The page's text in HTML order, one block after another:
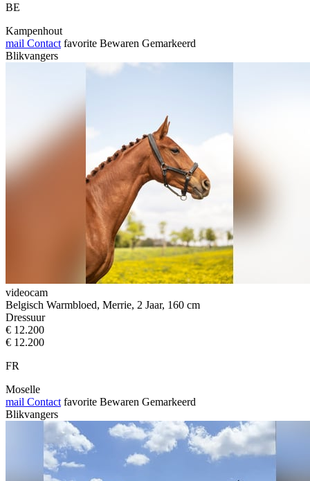
BE
Kampenhout
mail Contact favorite Bewaren Gemarkeerd
Blikvangers
videocam
Belgisch Warmbloed, Merrie, 2 Jaar, 160 cm
Dressuur
€ 12.200
€ 12.200
FR
Moselle
mail Contact favorite Bewaren Gemarkeerd
Blikvangers